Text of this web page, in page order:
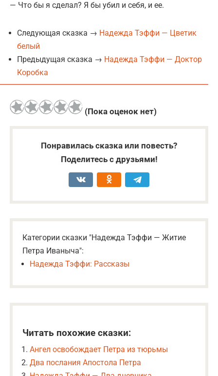
— Что бы я сделал? Я бы убил и себя, и ее.
Следующая сказка → Надежда Тэффи — Цветик
белый
Предыдущая сказка → Надежда Тэффи — Доктор
Коробка
(Пока оценок нет)
Понравилась сказка или повесть?
Поделитесь с друзьями!
Категории сказки "Надежда Тэффи — Житие
Петра Иваныча":
Надежда Тэффи: Рассказы
Читать похожие сказки:
Ангел освобождает Петра из тюрьмы
Два послания Апостола Петра